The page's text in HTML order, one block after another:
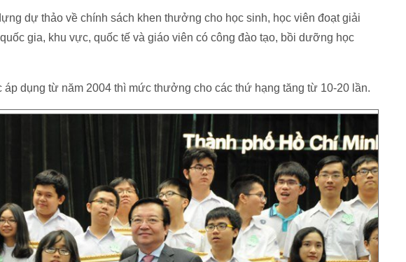
dự thảo về chính sách khen thưởng cho học sinh, học viên đoạt giải
gia, khu vực, quốc tế và giáo viên có công đào tạo, bồi dưỡng học
dụng từ năm 2004 thì mức thưởng cho các thứ hạng tăng từ 10-20 lần.